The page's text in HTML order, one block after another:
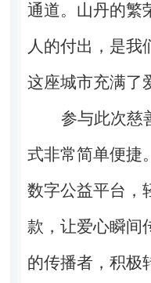
通道。山丹的繁
人的付出，是我
这座城市充满了
参与此次慈
式非常简单便捷
数字公益平台，
款，让爱心瞬间
的传播者，积极